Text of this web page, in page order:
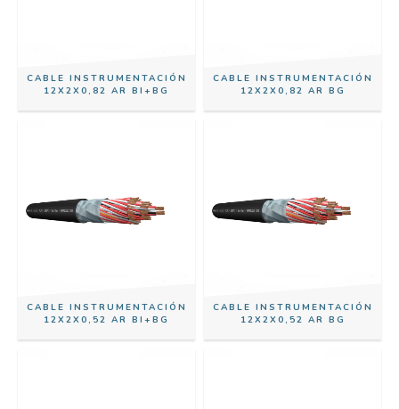
CABLE INSTRUMENTACIÓN
12X2X0,82 AR BI+BG
CABLE INSTRUMENTACIÓN
12X2X0,82 AR BG
CABLE INSTRUMENTACIÓN
12X2X0,52 AR BI+BG
CABLE INSTRUMENTACIÓN
12X2X0,52 AR BG